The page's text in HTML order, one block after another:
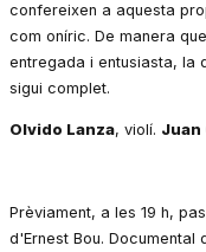
confereixen a aquesta
com oníric. De manera
entregada i entusiasta, la
sigui complet.
Olvido Lanza, violí. Juan
Prèviament, a les 19 h,
d'Ernest Bou. Documental